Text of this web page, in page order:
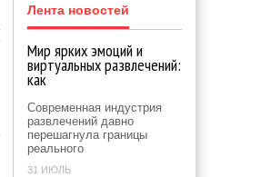
Лента новостей
Мир ярких эмоций и
виртуальных развлечений:
как
Современная индустрия
развлечений давно
перешагнула границы
реального
31 ИЮЛЬ